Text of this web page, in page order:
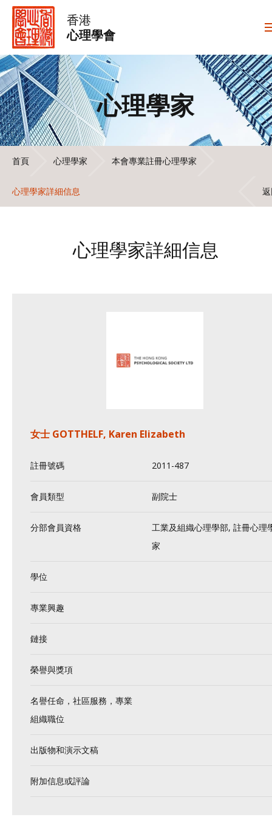
香港
心理學會
心理學家
首頁 心理學家 本會專業註冊心理學家
心理學家詳細信息
心理學家詳細信息
女士 GOTTHELF, Karen Elizabeth
註冊號碼 2011-487
會員類型 副院士
分部會員資格
工業及組織心理學部, 註冊心理
家
學位
專業興趣
鏈接
榮譽與獎項
名譽任命，社區服務，專業
組織職位
出版物和演示文稿
附加信息或評論